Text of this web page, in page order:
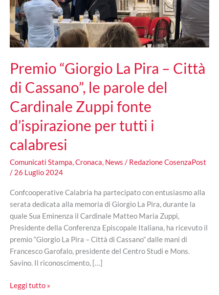
Premio “Giorgio La Pira – Città
di Cassano”, le parole del
Cardinale Zuppi fonte
d’ispirazione per tutti i
calabresi
Comunicati Stampa,Cronaca, News / Redazione CosenzaPost
/ 26 Luglio 2024
Confcooperative Calabria ha partecipato con entusiasmo alla
serata dedicata alla memoria di Giorgio La Pira, durante la
quale Sua Eminenza il Cardinale Matteo Maria Zuppi,
Presidente della Conferenza Episcopale Italiana, ha ricevuto il
premio “Giorgio La Pira – Città di Cassano” dalle mani di
Francesco Garofalo, presidente del Centro Studi e Mons.
Savino. Il riconoscimento, […]
Premio
Leggi tutto »